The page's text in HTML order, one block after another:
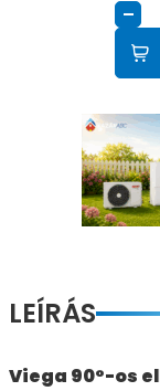
–
LEÍRÁS
Viega 90°-os